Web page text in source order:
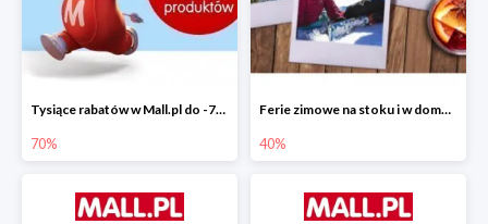
Tysiące rabatów w Mall.pl do -70%
70%
Ferie zimowe na stoku i w domu w Mall.pl do -40%
40%